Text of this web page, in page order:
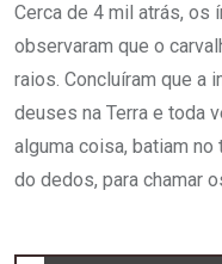
Cerca de 4 mil atrás, os
observaram que o
raios. Concluíram que a
deuses na Terra e toda
alguma coisa, batiam
do dedos, para chamar